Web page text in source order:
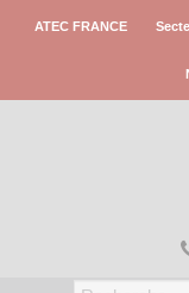
ATEC FRANCE